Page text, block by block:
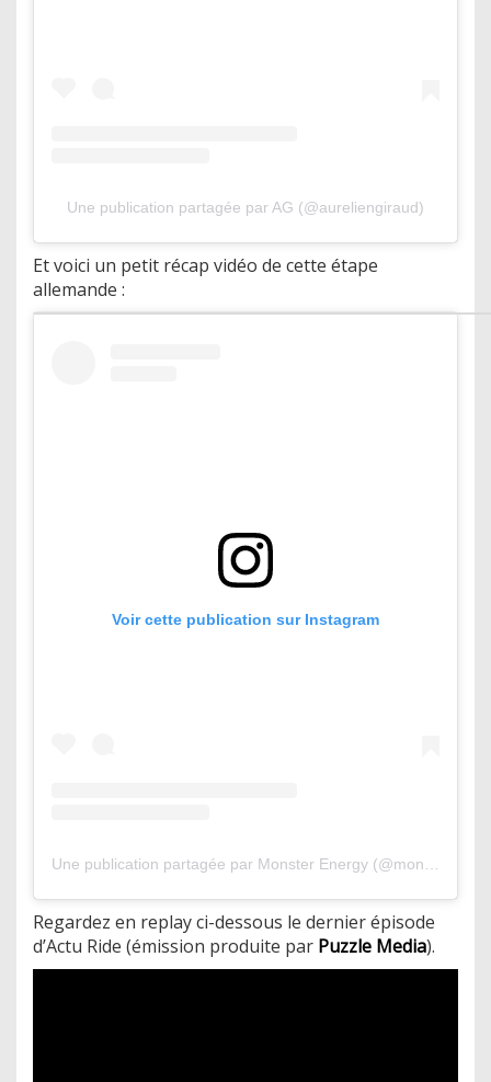
Une publication partagée par AG (@aureliengiraud)
Et voici un petit récap vidéo de cette étape
allemande :
Voir cette publication sur Instagram
Regardez en replay ci-dessous le dernier épisode
d’Actu Ride (émission produite par Puzzle Media).